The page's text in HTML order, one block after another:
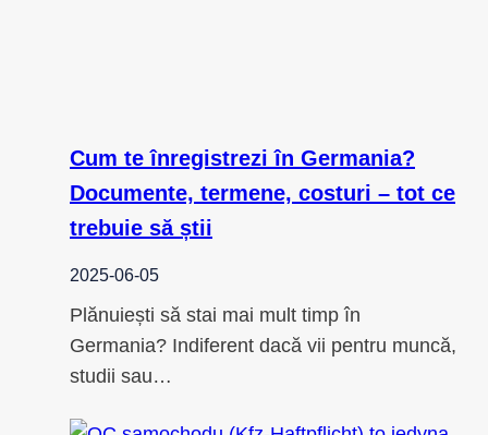
Cum te înregistrezi în Germania?
Documente, termene, costuri – tot ce
trebuie să știi
2025-06-05
Plănuiești să stai mai mult timp în
Germania? Indiferent dacă vii pentru muncă,
studii sau…